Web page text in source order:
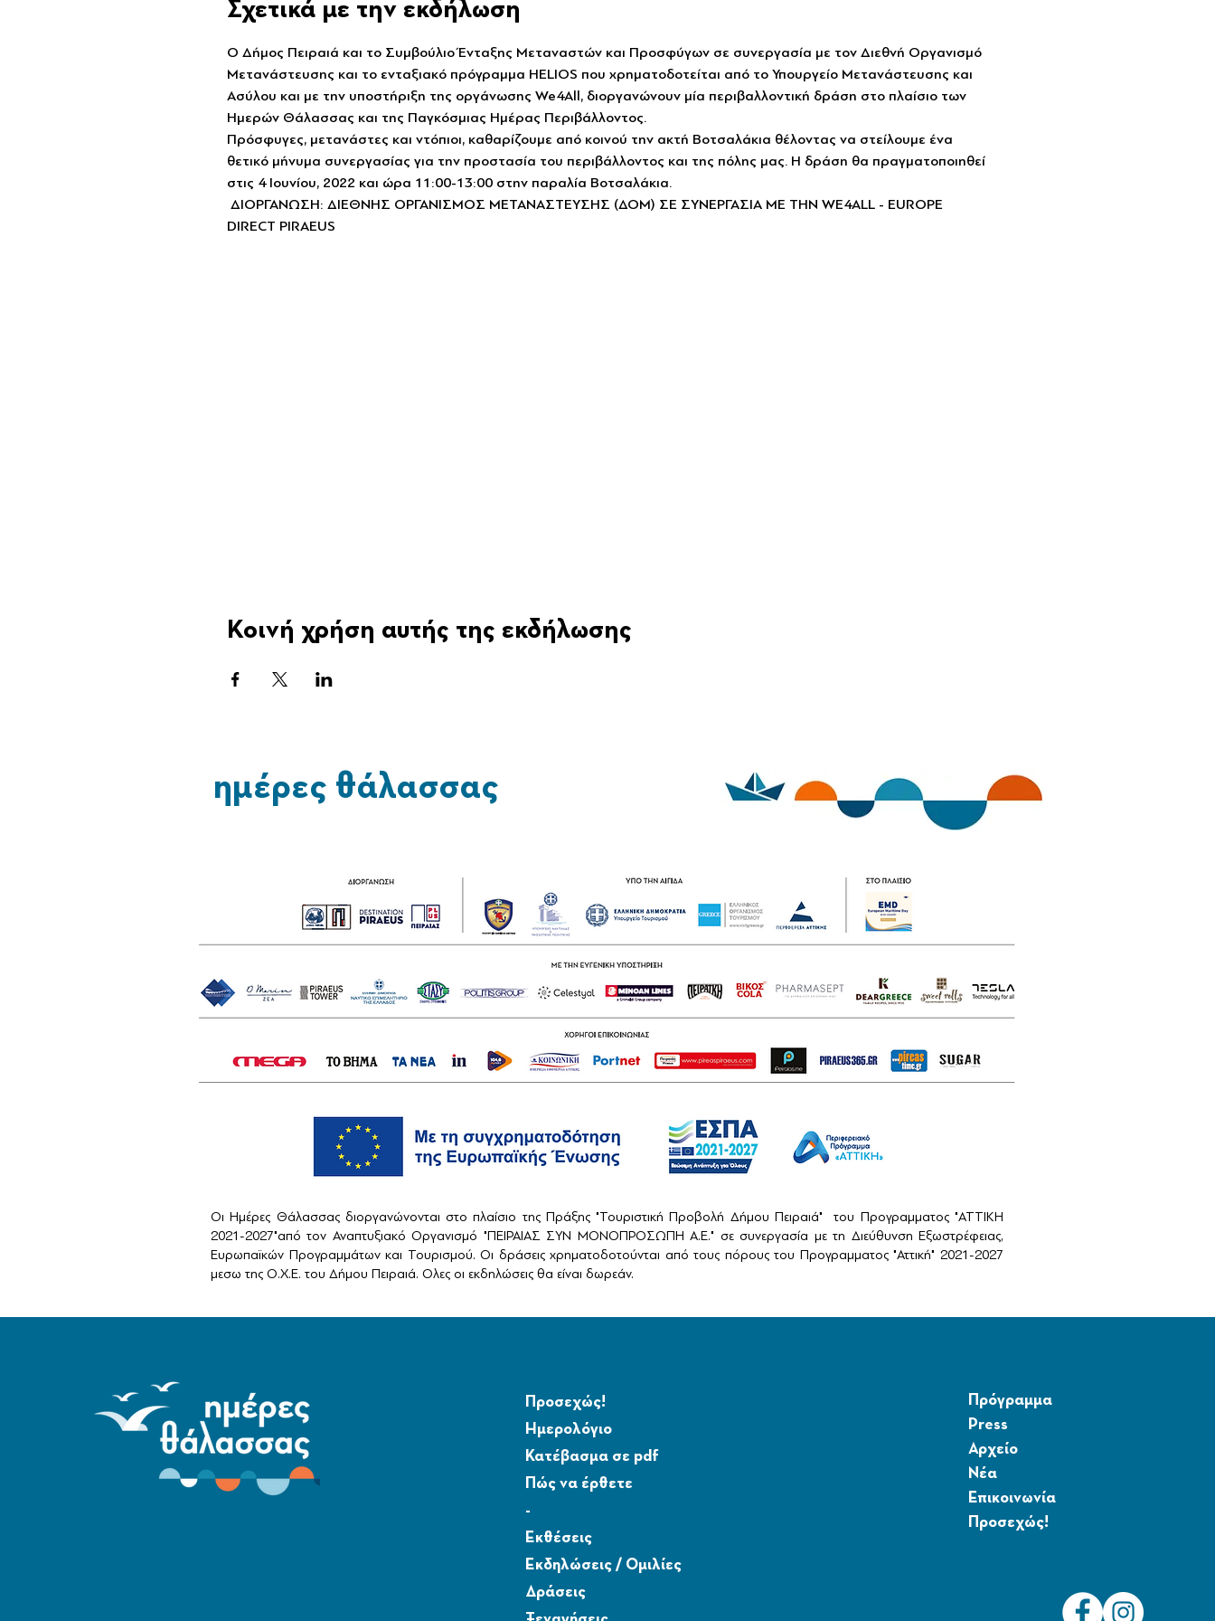
Σχετικά με την εκδήλωση
Ο Δήμος Πειραιά και το Συμβούλιο Ένταξης Μεταναστών και Προσφύγων σε συνεργασία με τον Διεθνή Οργανισμό
Μετανάστευσης και το ενταξιακό πρόγραμμα HELIOS που χρηματοδοτείται από το Υπουργείο Μετανάστευσης και
Ασύλου και με την υποστήριξη της οργάνωσης We4All, διοργανώνουν μία περιβαλλοντική δράση στο πλαίσιο των
Ημερών Θάλασσας και της Παγκόσμιας Ημέρας Περιβάλλοντος.
Πρόσφυγες, μετανάστες και ντόπιοι, καθαρίζουμε από κοινού την ακτή Βοτσαλάκια θέλοντας να στείλουμε ένα
θετικό μήνυμα συνεργασίας για την προστασία του περιβάλλοντος και της πόλης μας. Η δράση θα πραγματοποιηθεί
στις 4 Ιουνίου, 2022 και ώρα 11:00-13:00 στην παραλία Βοτσαλάκια.
ΔΙΟΡΓΑΝΩΣΗ: ΔΙΕΘΝΗΣ ΟΡΓΑΝΙΣΜΟΣ ΜΕΤΑΝΑΣΤΕΥΣΗΣ (ΔΟΜ) ΣΕ ΣΥΝΕΡΓΑΣΙΑ ΜΕ ΤΗΝ WE4ALL - EUROPE
DIRECT PIRAEUS
Κοινή χρήση αυτής της εκδήλωσης
ημέρες θάλασσας
Οι Ημέρες Θάλασσας διοργανώνονται στο πλαίσιο της Πράξης "Τουριστική Προβολή Δήμου Πειραιά" του Προγραμματος "ΑΤΤΙΚΗ
2021-2027"από τον Αναπτυξιακό Οργανισμό "ΠΕΙΡΑΙΑΣ ΣΥΝ ΜΟΝΟΠΡΟΣΩΠΗ Α.Ε." σε συνεργασία με τη Διεύθυνση Εξωστρέφειας,
Ευρωπαϊκών Προγραμμάτων και Τουρισμού. Οι δράσεις χρηματοδοτούνται από τους πόρους του Προγραμματος "Αττική" 2021-2027
μεσω της Ο.Χ.Ε. του Δήμου Πειραιά. Ολες οι εκδηλώσεις θα είναι δωρεάν.
Προσεχώς!
Ημερολόγιο
Κατέβασμα σε pdf
Πώς να έρθετε
-
Εκθέσεις
Εκδηλώσεις / Ομιλίες
Δράσεις
Πρόγραμμα
Press
Αρχείο
Νέα
Επικοινωνία
Προσεχώς!